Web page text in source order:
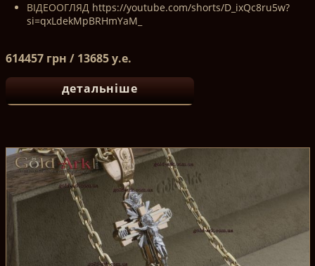
ВІДЕООГЛЯД https://youtube.com/shorts/D_ixQc8ru5w?
si=qxLdekMpBRHmYaM_
614457 грн / 13685 у.е.
детальніше